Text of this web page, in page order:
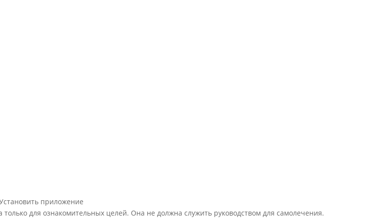
для ознакомительных целей. Она не должна служить руководством для самолечения.